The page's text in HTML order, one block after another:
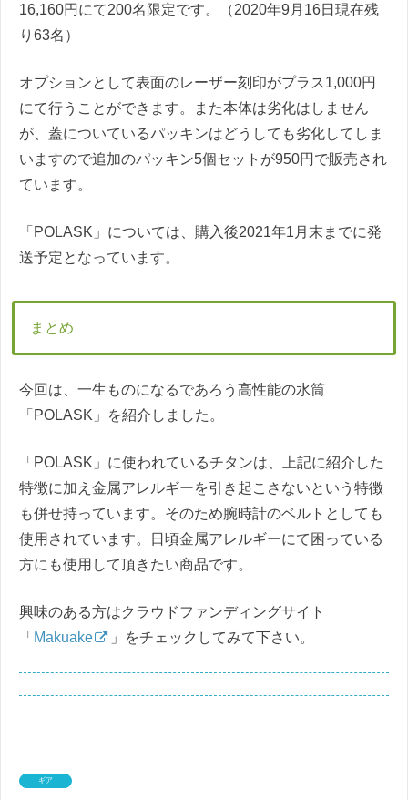
16,160円にて200名限定です。（2020年9月16日現在残
り63名）
オプションとして表面のレーザー刻印がプラス1,000円
にて行うことができます。また本体は劣化はしません
が、蓋についているパッキンはどうしても劣化してしま
いますので追加のパッキン5個セットが950円で販売され
ています。
「POLASK」については、購入後2021年1月末までに発
送予定となっています。
まとめ
今回は、一生ものになるであろう高性能の水筒
「POLASK」を紹介しました。
「POLASK」に使われているチタンは、上記に紹介した
特徴に加え金属アレルギーを引き起こさないという特徴
も併せ持っています。そのため腕時計のベルトとしても
使用されています。日頃金属アレルギーにて困っている
方にも使用して頂きたい商品です。
興味のある方はクラウドファンディングサイト
「 Makuake 」をチェックしてみて下さい。
ギア